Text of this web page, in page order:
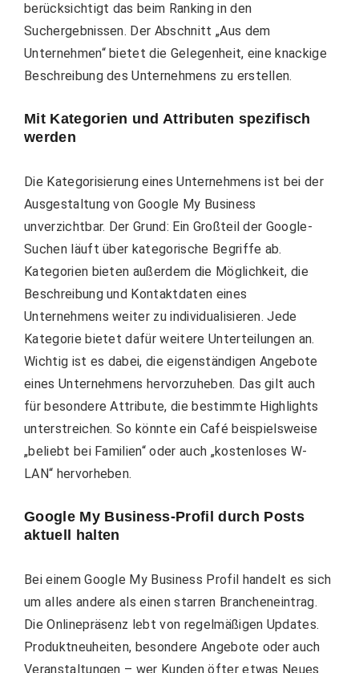
berücksichtigt das beim Ranking in den
Suchergebnissen. Der Abschnitt „Aus dem
Unternehmen“ bietet die Gelegenheit, eine knackige
Beschreibung des Unternehmens zu erstellen.
Mit Kategorien und Attributen spezifisch
werden
Die Kategorisierung eines Unternehmens ist bei der
Ausgestaltung von Google My Business
unverzichtbar. Der Grund: Ein Großteil der Google-
Suchen läuft über kategorische Begriffe ab.
Kategorien bieten außerdem die Möglichkeit, die
Beschreibung und Kontaktdaten eines
Unternehmens weiter zu individualisieren. Jede
Kategorie bietet dafür weitere Unterteilungen an.
Wichtig ist es dabei, die eigenständigen Angebote
eines Unternehmens hervorzuheben. Das gilt auch
für besondere Attribute, die bestimmte Highlights
unterstreichen. So könnte ein Café beispielsweise
„beliebt bei Familien“ oder auch „kostenloses W-
LAN“ hervorheben.
Google My Business-Profil durch Posts
aktuell halten
Bei einem Google My Business Profil handelt es sich
um alles andere als einen starren Brancheneintrag.
Die Onlinepräsenz lebt von regelmäßigen Updates.
Produktneuheiten, besondere Angebote oder auch
Veranstaltungen – wer Kunden öfter etwas Neues